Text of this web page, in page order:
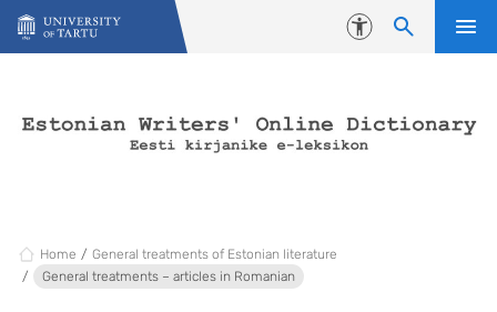
Skip to content
Accessibility
Home
General treatments of Estonian literature
General treatments – articles in Romanian